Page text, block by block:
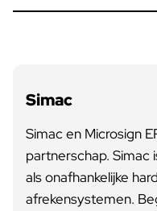
Simac
Simac en Microsign
partnerschap. Simac
als onafhankelijke
afrekensystemen.